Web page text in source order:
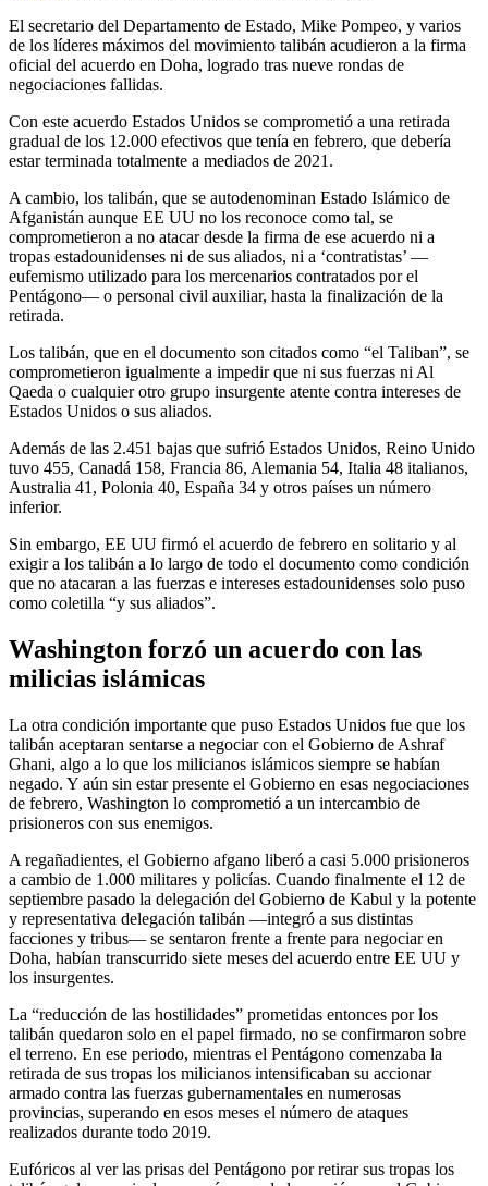
El secretario del Departamento de Estado, Mike Pompeo, y varios
de los líderes máximos del movimiento talibán acudieron a la firma
oficial del acuerdo en Doha, logrado tras nueve rondas de
negociaciones fallidas.
Con este acuerdo Estados Unidos se comprometió a una retirada
gradual de los 12.000 efectivos que tenía en febrero, que debería
estar terminada totalmente a mediados de 2021.
A cambio, los talibán, que se autodenominan Estado Islámico de
Afganistán aunque EE UU no los reconoce como tal, se
comprometieron a no atacar desde la firma de ese acuerdo ni a
tropas estadounidenses ni de sus aliados, ni a ‘contratistas’ —
eufemismo utilizado para los mercenarios contratados por el
Pentágono— o personal civil auxiliar, hasta la finalización de la
retirada.
Los talibán, que en el documento son citados como “el Taliban”, se
comprometieron igualmente a impedir que ni sus fuerzas ni Al
Qaeda o cualquier otro grupo insurgente atente contra intereses de
Estados Unidos o sus aliados.
Además de las 2.451 bajas que sufrió Estados Unidos, Reino Unido
tuvo 455, Canadá 158, Francia 86, Alemania 54, Italia 48 italianos,
Australia 41, Polonia 40, España 34 y otros países un número
inferior.
Sin embargo, EE UU firmó el acuerdo de febrero en solitario y al
exigir a los talibán a lo largo de todo el documento como condición
que no atacaran a las fuerzas e intereses estadounidenses solo puso
como coletilla “y sus aliados”.
Washington forzó un acuerdo con las
milicias islámicas
La otra condición importante que puso Estados Unidos fue que los
talibán aceptaran sentarse a negociar con el Gobierno de Ashraf
Ghani, algo a lo que los milicianos islámicos siempre se habían
negado. Y aún sin estar presente el Gobierno en esas negociaciones
de febrero, Washington lo comprometió a un intercambio de
prisioneros con sus enemigos.
A regañadientes, el Gobierno afgano liberó a casi 5.000 prisioneros
a cambio de 1.000 militares y policías. Cuando finalmente el 12 de
septiembre pasado la delegación del Gobierno de Kabul y la potente
y representativa delegación talibán —integró a sus distintas
facciones y tribus— se sentaron frente a frente para negociar en
Doha, habían transcurrido siete meses del acuerdo entre EE UU y
los insurgentes.
La “reducción de las hostilidades” prometidas entonces por los
talibán quedaron solo en el papel firmado, no se confirmaron sobre
el terreno. En ese periodo, mientras el Pentágono comenzaba la
retirada de sus tropas los milicianos intensificaban su accionar
armado contra las fuerzas gubernamentales en numerosas
provincias, superando en esos meses el número de ataques
realizados durante todo 2019.
Eufóricos al ver las prisas del Pentágono por retirar sus tropas los